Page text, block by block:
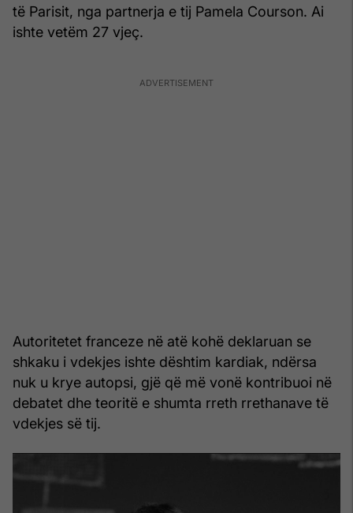
të Parisit, nga partnerja e tij Pamela Courson. Ai
ishte vetëm 27 vjeç.
Autoritetet franceze në atë kohë deklaruan se
shkaku i vdekjes ishte dështim kardiak, ndërsa
nuk u krye autopsi, gjë që më vonë kontribuoi në
debatet dhe teoritë e shumta rreth rrethanave të
vdekjes së tij.